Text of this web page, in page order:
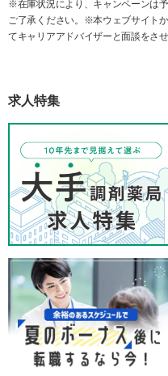
※在庫状況により、キャンペーンは
ご了承ください。※本ウェブサイト
てキャリアアドバイザーと面談をさ
求人特集